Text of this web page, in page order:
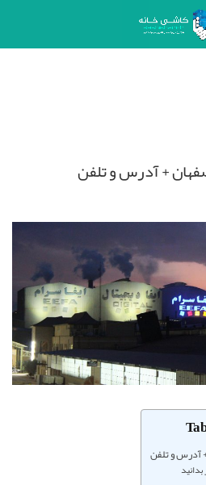
+ آدرس و تلفن
آدرس و تلفن